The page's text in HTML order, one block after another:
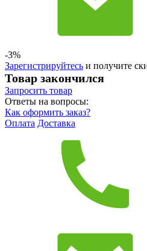
-3%
Зарегистрируйтесь и получите
Товар закончился
Запросить товар
Ответы на вопросы:
Как оформить заказ?
Оплата Доставка